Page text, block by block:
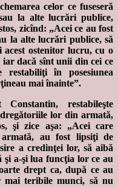
celor ce fuseseră
la alte lucrări publice,
zicînd: „Acei ce au fost
la alte lucrări publice, să
acest ostenitor lucru, cu o
dacă sînt unii din cei ce
în posesiunea
mai înainte”.
restabileşte
lor din armată,
şi zice aşa: „Acei care
au fost lipsiţi de
a credinţei lor, să aibă
a-şi lua funcţia lor ce au
drept ca, după ce au
teribile munci, să nu